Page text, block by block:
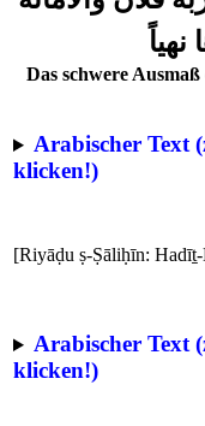
Das schwere
Arabischer Text
klicken!)
[Riyāḍu ṣ-Ṣāliḥīn:
Arabischer Text
klicken!)